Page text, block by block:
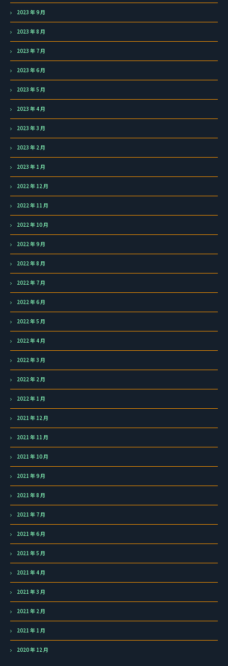
2023 年 9 月
2023 年 8 月
2023 年 7 月
2023 年 6 月
2023 年 5 月
2023 年 4 月
2023 年 3 月
2023 年 2 月
2023 年 1 月
2022 年 12 月
2022 年 11 月
2022 年 10 月
2022 年 9 月
2022 年 8 月
2022 年 7 月
2022 年 6 月
2022 年 5 月
2022 年 4 月
2022 年 3 月
2022 年 2 月
2022 年 1 月
2021 年 12 月
2021 年 11 月
2021 年 10 月
2021 年 9 月
2021 年 8 月
2021 年 7 月
2021 年 6 月
2021 年 5 月
2021 年 4 月
2021 年 3 月
2021 年 2 月
2021 年 1 月
2020 年 12 月